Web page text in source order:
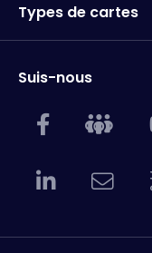
Types de cartes
Suis-nous